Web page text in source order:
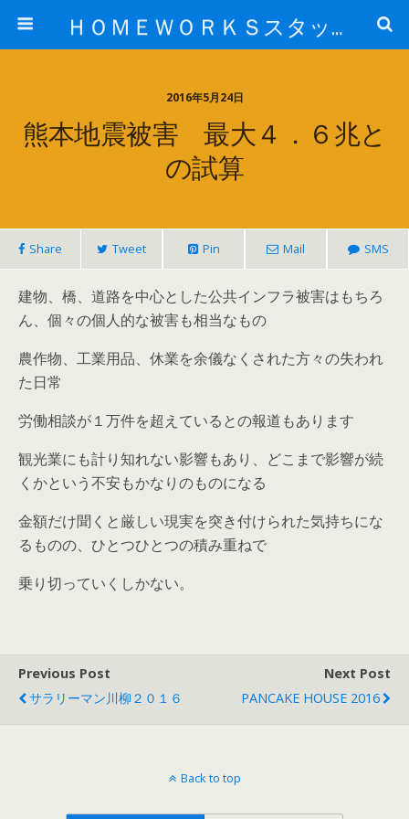
ＨＯＭＥＷＯＲＫＳスタッフ日記ブログ
2016年5月24日
熊本地震被害 最大４．６兆と
の試算
Share Tweet Pin Mail SMS
建物、橋、道路を中心とした公共インフラ被害はもちろ
ん、個々の個人的な被害も相当なもの
農作物、工業用品、休業を余儀なくされた方々の失われ
た日常
労働相談が１万件を超えているとの報道もあります
観光業にも計り知れない影響もあり、どこまで影響が続
くかという不安もかなりのものになる
金額だけ聞くと厳しい現実を突き付けられた気持ちにな
るものの、ひとつひとつの積み重ねで
乗り切っていくしかない。
Previous Post
サラリーマン川柳２０１６
Next Post
PANCAKE HOUSE 2016
Back to top